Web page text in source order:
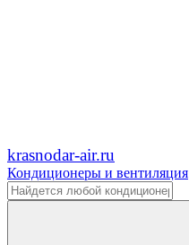
krasnodar-air.ru
Кондиционеры и вентиляция